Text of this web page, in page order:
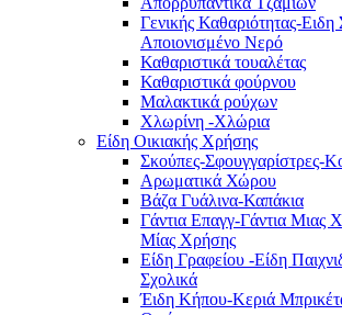
Γενικής Καθαριότητας-
Αποιονισμένο Νερό
Καθαριστικά τουαλέτας
Καθαριστικά φούρνου
Μαλακτικά ρούχων
Χλωρίνη -Χλώρια
Είδη Οικιακής Χρήσης
Σκούπες-Σφουγγαρίστρες-
Αρωματικά Χώρου
Βάζα Γυάλινα-Καπάκια
Γάντια Επαγγ-Γάντια Μιας
Μίας Χρήσης
Είδη Γραφείου -Είδη
Σχολικά
Έιδη Κήπου-Κεριά